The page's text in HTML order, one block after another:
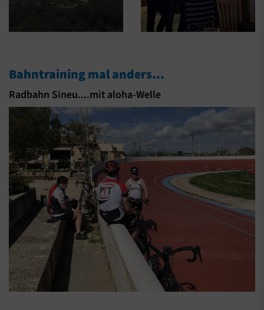
Bahntraining mal anders...
Radbahn Sineu....mit aloha-Welle